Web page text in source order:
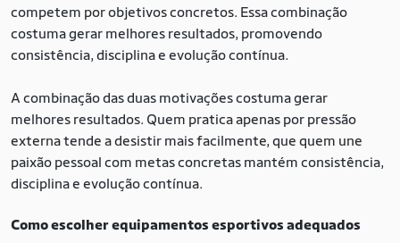
competem por objetivos concretos. Essa combinação
costuma gerar melhores resultados, promovendo
consistência, disciplina e evolução contínua.
A combinação das duas motivações costuma gerar
melhores resultados. Quem pratica apenas por pressão
externa tende a desistir mais facilmente, que quem une
paixão pessoal com metas concretas mantém consistência,
disciplina e evolução contínua.
Como escolher equipamentos esportivos adequados